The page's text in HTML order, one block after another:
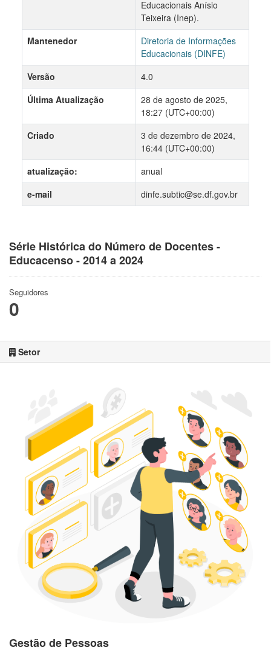
Série Histórica do Número de Docentes -
Educacenso - 2014 a 2024
Seguidores
0
Setor
Gestão de Pessoas
Educacionais Anísio
Teixeira (Inep).
Mantenedor
Diretoria de Informações
Educacionais (DINFE)
Versão
4.0
Última Atualização
28 de agosto de 2025,
18:27 (UTC+00:00)
Criado
3 de dezembro de 2024,
16:44 (UTC+00:00)
atualização:
anual
e-mail
dinfe.subtic@se.df.gov.br